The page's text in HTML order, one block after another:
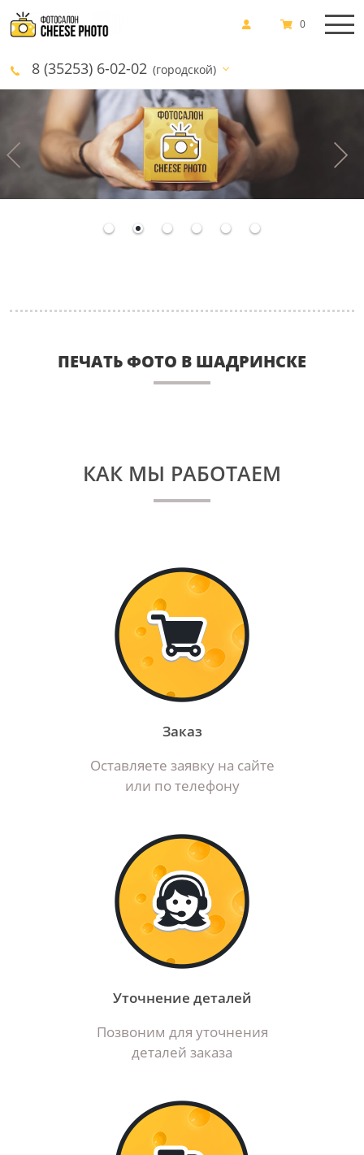
8 (35253) 6-02-02 (городской)
0
ПЕЧАТЬ ФОТО В ШАДРИНСКЕ
КАК МЫ РАБОТАЕМ
Заказ
Оставляете заявку на сайте
или по телефону
Уточнение деталей
Позвоним для уточнения
деталей заказа